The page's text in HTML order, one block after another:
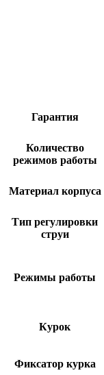
Гарантия
Количество
режимов работы
Материал корпуса
Тип регулировки
струи
Режимы работы
Курок
Фиксатор курка